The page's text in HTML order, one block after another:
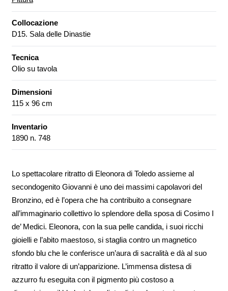
Collocazione
D15. Sala delle Dinastie
Tecnica
Olio su tavola
Dimensioni
115 x 96 cm
Inventario
1890 n. 748
Lo spettacolare ritratto di Eleonora di Toledo assieme al
secondogenito Giovanni è uno dei massimi capolavori del
Bronzino, ed è l’opera che ha contribuito a consegnare
all’immaginario collettivo lo splendore della sposa di Cosimo I
de’ Medici. Eleonora, con la sua pelle candida, i suoi ricchi
gioielli e l’abito maestoso, si staglia contro un magnetico
sfondo blu che le conferisce un’aura di sacralità e dà al suo
ritratto il valore di un’apparizione. L’immensa distesa di
azzurro fu eseguita con il pigmento più costoso a